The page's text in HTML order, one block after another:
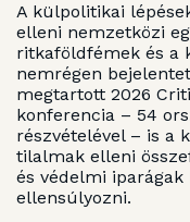
A külpolitikai
elleni nemzetközi
ritkaföldfémek és a
nemrégen
megtartott 2026
konferencia – 54
részvételével – is a
tilalmak elleni
és védelmi
ellensúlyozni.